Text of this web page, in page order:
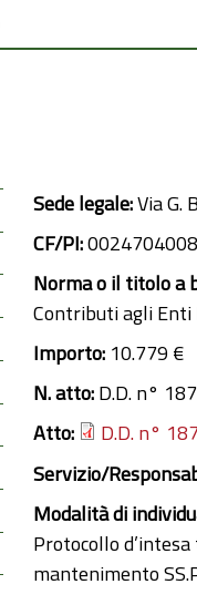
Sede legale:Via G.
CF/PI:
Norma o il titolo a
Contributi agli Enti
Importo: 10.779 €
N. atto:D.D. n°
Atto:
D.D. n°
Servizio/
Modalità di
Protocollo
mantenimento